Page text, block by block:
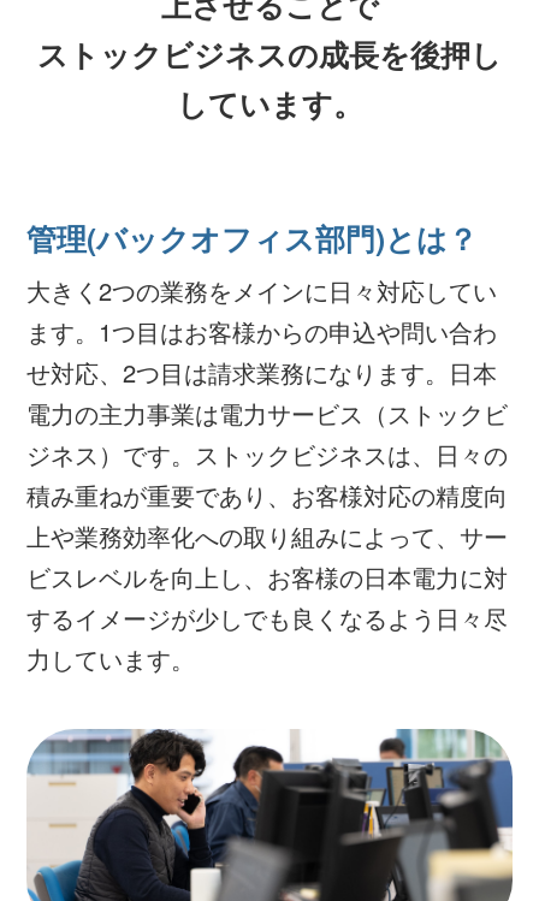
ストックビジネスの成長を後押し
しています。
管理(バックオフィス部門)とは？
大きく2つの業務をメインに日々対応してい
ます。1つ目はお客様からの申込や問い合わ
せ対応、2つ目は請求業務になります。日本
電力の主力事業は電力サービス（ストックビ
ジネス）です。ストックビジネスは、日々の
積み重ねが重要であり、お客様対応の精度向
上や業務効率化への取り組みによって、サー
ビスレベルを向上し、お客様の日本電力に対
するイメージが少しでも良くなるよう日々尽
力しています。